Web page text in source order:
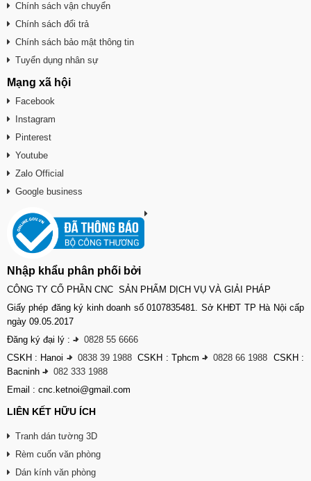
Chính sách vận chuyển
Chính sách đổi trả
Chính sách bảo mật thông tin
Tuyển dụng nhân sự
Mạng xã hội
Facebook
Instagram
Pinterest
Youtube
Zalo Official
Google business
Nhập khẩu phân phối bởi
CÔNG TY CỔ PHẦN CNC SẢN PHẨM DỊCH VỤ VÀ GIẢI PHÁP
Giấy phép đăng ký kinh doanh số 0107835481. Sở KHĐT TP Hà Nội cấp
ngày 09.05.2017
Đăng ký đại lý : -
0828 55 6666
CSKH : Hanoi - 0838 39 1988 CSKH : Tphcm- 0828 66 1988 CSKH :
Bacninh -
082 333 1988
Email : cnc.ketnoi@gmail.com
LIÊN KẾT HỮU ÍCH
Tranh dán tường 3D
Rèm cuốn văn phòng
Dán kính văn phòng